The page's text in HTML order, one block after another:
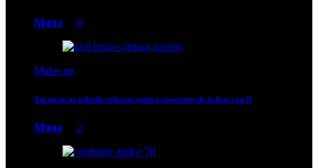
Mona 0
Make-up
Am incercat gelurile colorate pentru sprancene de la Kat von D
Mona 2